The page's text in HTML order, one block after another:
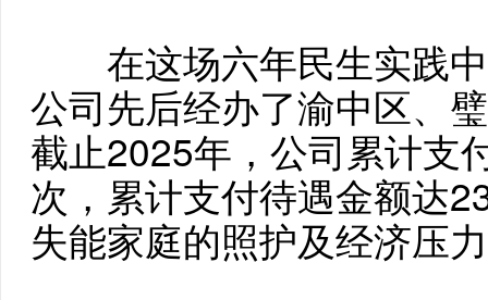
在这场六年民生实践中
公司先后经办了渝中区、
截止2025年，公司累计支
次，累计支付待遇金额达
失能家庭的照护及经济压